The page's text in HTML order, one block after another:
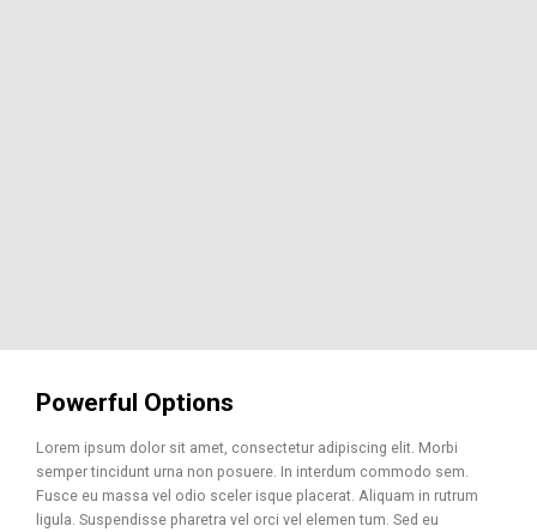
Powerful Options
Lorem ipsum dolor sit amet, consectetur adipiscing elit. Morbi
semper tincidunt urna non posuere. In interdum commodo sem.
Fusce eu massa vel odio sceler isque placerat. Aliquam in rutrum
ligula. Suspendisse pharetra vel orci vel elemen tum. Sed eu